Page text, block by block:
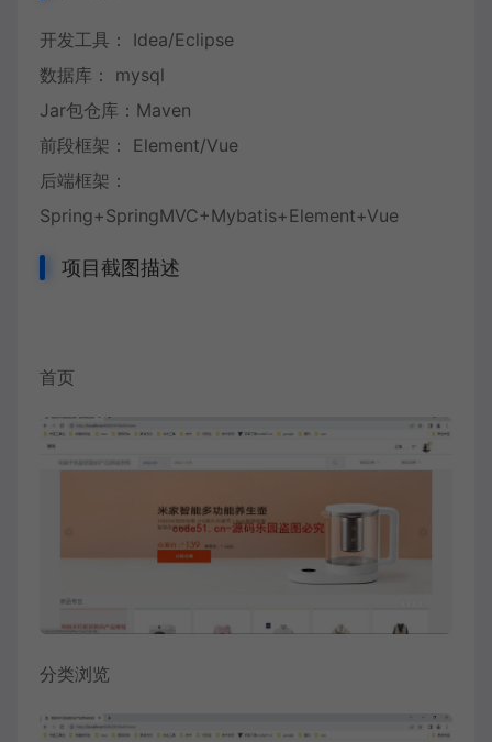
开发工具： Idea/Eclipse
数据库： mysql
Jar包仓库：Maven
前段框架： Element/Vue
后端框架：
Spring+SpringMVC+Mybatis+Element+Vue
项目截图描述
首页
分类浏览